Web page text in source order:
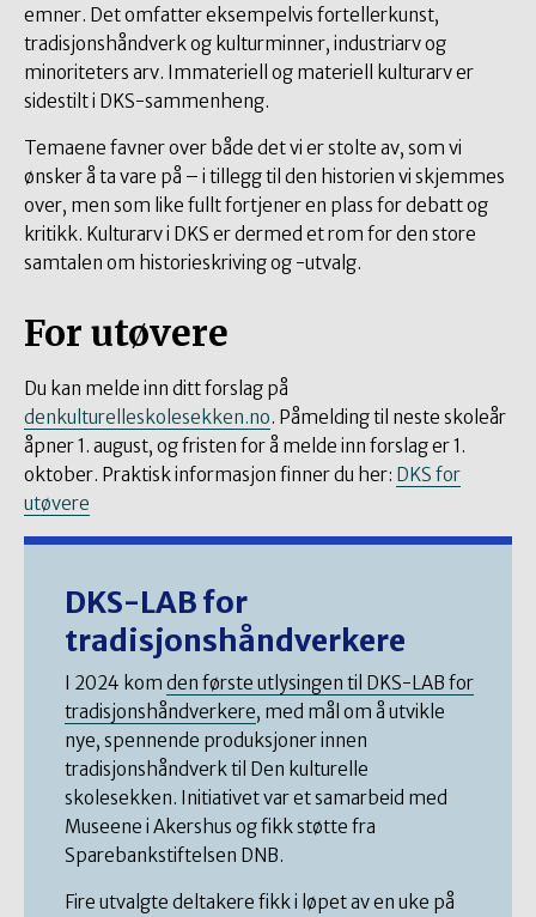
emner. Det omfatter eksempelvis fortellerkunst,
tradisjonshåndverk og kulturminner, industriarv og
minoriteters arv. Immateriell og materiell kulturarv er
sidestilt i DKS-sammenheng.
Temaene favner over både det vi er stolte av, som vi
ønsker å ta vare på – i tillegg til den historien vi skjemmes
over, men som like fullt fortjener en plass for debatt og
kritikk. Kulturarv i DKS er dermed et rom for den store
samtalen om historieskriving og -utvalg.
For utøvere
Du kan melde inn ditt forslag på
denkulturelleskolesekken.no. Påmelding til neste skoleår
åpner 1. august, og fristen for å melde inn forslag er 1.
oktober. Praktisk informasjon finner du her: DKS for
utøvere
DKS-LAB for
tradisjonshåndverkere
I 2024 kom den første utlysingen til DKS-LAB for
tradisjonshåndverkere, med mål om å utvikle
nye, spennende produksjoner innen
tradisjonshåndverk til Den kulturelle
skolesekken. Initiativet var et samarbeid med
Museene i Akershus og fikk støtte fra
Sparebankstiftelsen DNB.
Fire utvalgte deltakere fikk i løpet av en uke på